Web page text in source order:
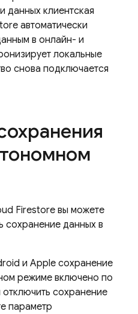
данных клиентская
автоматически
в онлайн- и
локальные
снова подключается
Firestore вы можете
сохранение данных в
и Apple сохранение
режиме включено по
сохранение
параметр